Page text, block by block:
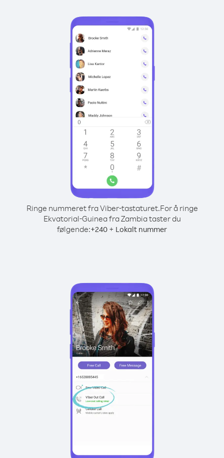
Ringe nummeret fra Viber-tastaturet.For å ringe
Ekvatorial-Guinea fra Zambia taster du
følgende:+240 + Lokalt nummer